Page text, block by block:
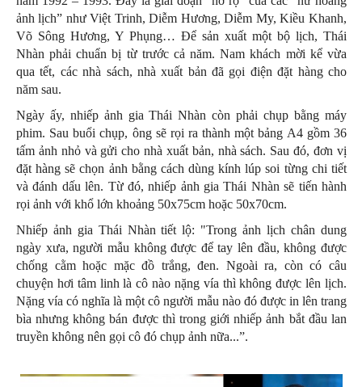
ảnh lịch” như Việt Trinh, Diễm Hương, Diễm My, Kiều Khanh,
Võ Sông Hương, Y Phụng… Để sản xuất một bộ lịch, Thái
Nhàn phải chuẩn bị từ trước cả năm. Nam khách mời kể vừa
qua tết, các nhà sách, nhà xuất bản đã gọi điện đặt hàng cho
năm sau.
Ngày ấy, nhiếp ảnh gia Thái Nhàn còn phải chụp bằng máy
phim. Sau buổi chụp, ông sẽ rọi ra thành một bảng A4 gồm 36
tấm ảnh nhỏ và gửi cho nhà xuất bản, nhà sách. Sau đó, đơn vị
đặt hàng sẽ chọn ảnh bằng cách dùng kính lúp soi từng chi tiết
và đánh dấu lên. Từ đó, nhiếp ảnh gia Thái Nhàn sẽ tiến hành
rọi ảnh với khổ lớn khoảng 50x75cm hoặc 50x70cm.
Nhiếp ảnh gia Thái Nhàn tiết lộ: "Trong ảnh lịch chân dung
ngày xưa, người mẫu không được để tay lên đầu, không được
chống cằm hoặc mặc đồ trắng, đen. Ngoài ra, còn có câu
chuyện hơi tâm linh là cô nào nặng vía thì không được lên lịch.
Nặng vía có nghĩa là một cô người mẫu nào đó được in lên trang
bìa nhưng không bán được thì trong giới nhiếp ảnh bắt đầu lan
truyền không nên gọi cô đó chụp ảnh nữa...”.